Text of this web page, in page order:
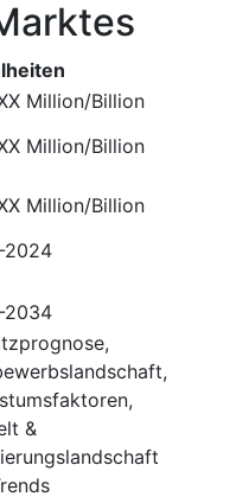
Million/Billion
Million/Billion
Million/Billion
2024
2034
&